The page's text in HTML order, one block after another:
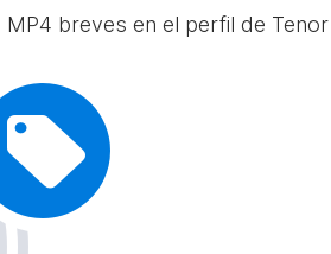
breves en el perfil de